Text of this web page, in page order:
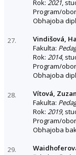
Rok: 2021,
Program/obor
Obhajoba
27.
Vindišová,
Fakulta:
Rok: 2014,
Program/obor
Obhajoba
28.
Vítová,
Fakulta:
Rok: 2019,
Program/obor
Obhajoba
29.